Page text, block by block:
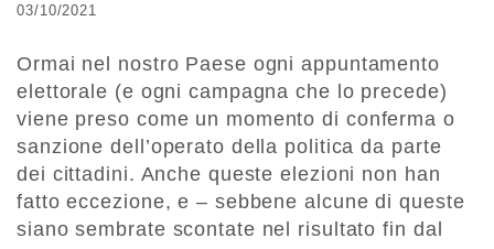
03/10/2021
Ormai nel nostro Paese ogni appuntamento
elettorale (e ogni campagna che lo precede)
viene preso come un momento di conferma o
sanzione dell’operato della politica da parte
dei cittadini. Anche queste elezioni non han
fatto eccezione, e – sebbene alcune di queste
siano sembrate scontate nel risultato fin dal